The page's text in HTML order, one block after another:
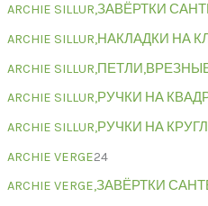
ARCHIE SILLUR,ЗАВЁРТКИ
ARCHIE SILLUR,НАКЛАДКИ
ARCHIE
ARCHIE SILLUR,РУЧКИ НА
ARCHIE SILLUR,РУЧКИ НА
ARCHIE VERGE24
ARCHIE VERGE,ЗАВЁРТКИ